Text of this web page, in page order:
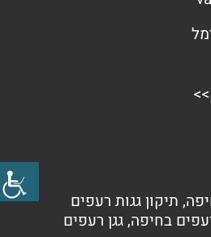
, תיקון גגות רעפים
בחיפה,גגן רעפים